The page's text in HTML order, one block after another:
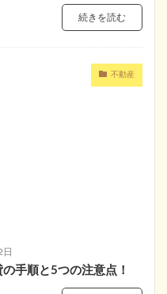
続きを読む
不動産
日
手順と5つの注意点！